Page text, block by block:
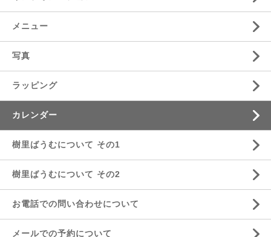
メニュー
写真
ラッピング
カレンダー
樹里ばうむについて その1
樹里ばうむについて その2
お電話での問い合わせについて
メールでの予約について